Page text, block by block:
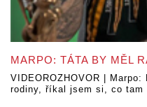
MARPO: TÁTA BY MĚL
VIDEOROZHOVOR |
rodiny, říkal jsem si, co tam